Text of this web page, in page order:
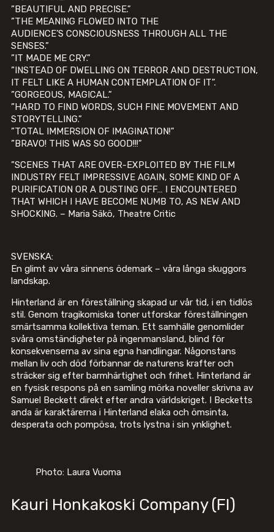
”BEAUTIFUL AND PRECISE.”
”THE MEANING FLOWED INTO THE
AUDIENCE’S CONSCIOUSNESS THROUGH ALL THE
SENSES.”
”IT MADE ME CRY.”
”INSTEAD OF DWELLING ON TERROR AND DESTRUCTION,
IT FELT LIKE A HUMAN CONTEMPLATION OF IT”.
”GORGEOUS, MAGICAL.”
”HARD TO FIND WORDS, SUCH FINE MOVEMENT AND
STORYTELLING.”
”TOTAL IMMERSION OF IMAGINATION!”
”BRAVO! THIS WAS SO GOOD!!!”
”SCENES THAT ARE OVER-EXPLOITED BY THE FILM
INDUSTRY FELT IMPRESSIVE AGAIN, SOME KIND OF A
PURIFICATION OR A DUSTING OFF… I ENCOUNTERED
THAT WHICH I HAVE BECOME NUMB TO, AS NEW AND
SHOCKING. – Maria Säkö, Theatre Critic
SVENSKA:
En glimt av våra sinnens ödemark – våra långa skuggors
landskap.
Hinterland är en föreställning skapad ur vår tid, i en tidlös
stil. Genom tragikomiska toner utforskar föreställningen
smärtsamma kollektiva teman. Ett samhälle genomlider
svåra omständigheter på ingenmansland, blind för
konsekvenserna av sina egna handlingar. Någonstans
mellan liv och död förbannar de naturens krafter och
sträcker sig efter barmhärtighet och frihet. Hinterland är
en fysisk respons på en samling mörka noveller skrivna av
Samuel Beckett direkt efter andra världskriget. I Becketts
anda är karaktärerna i Hinterland elaka och ömsinta,
desperata och pompösa, trots lystna i sin ynklighet.
Photo: Laura Vuoma
Kauri Honkakoski Company (FI)